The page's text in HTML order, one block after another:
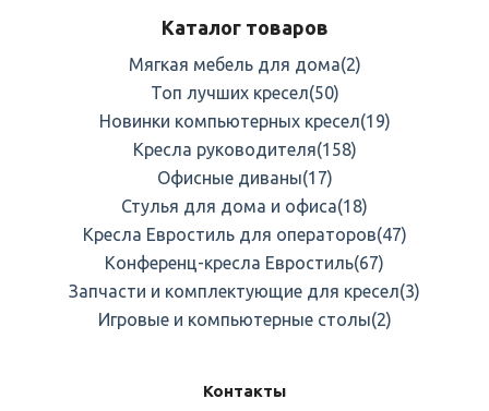
Каталог товаров
Мягкая мебель для дома(2)
Топ лучших кресел(50)
Новинки компьютерных кресел(19)
Кресла руководителя(158)
Офисные диваны(17)
Стулья для дома и офиса(18)
Кресла Евростиль для операторов(47)
Конференц-кресла Евростиль(67)
Запчасти и комплектующие для кресел(3)
Игровые и компьютерные столы(2)
Контакты